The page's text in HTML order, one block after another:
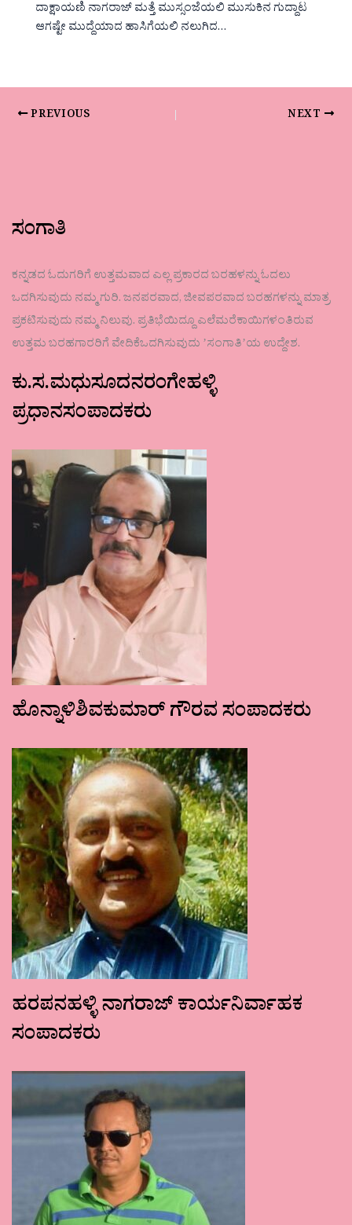
ದಾಕ್ಷಾಯಣಿ ನಾಗರಾಜ್ ಮತ್ತೆ ಮುಸ್ಸಂಜೆಯಲಿ ಮುಸುಕಿನ ಗುದ್ದಾಟ
ಆಗಷ್ಟೇ ಮುದ್ದೆಯಾದ ಹಾಸಿಗೆಯಲಿ ನಲುಗಿದ…
PREVIOUS NEXT
ಸಂಗಾತಿ
ಕನ್ನಡದ ಓದುಗರಿಗೆ ಉತ್ತಮವಾದ ಎಲ್ಲ ಪ್ರಕಾರದ ಬರಹಳನ್ನು ಓದಲು
ಒದಗಿಸುವುದು ನಮ್ಮ ಗುರಿ. ಜನಪರವಾದ, ಜೀವಪರವಾದ ಬರಹಗಳನ್ನು ಮಾತ್ರ
ಪ್ರಕಟಿಸುವುದು ನಮ್ಮ ನಿಲುವು. ಪ್ರತಿಭೆಯಿದ್ದೂ ಎಲೆಮರೆಕಾಯಿಗಳಂತಿರುವ
ಉತ್ತಮ ಬರಹಗಾರರಿಗೆ ವೇದಿಕೆಒದಗಿಸುವುದು ʼಸಂಗಾತಿʼಯ ಉದ್ದೇಶ.
ಕು.ಸ.ಮಧುಸೂದನರಂಗೇಹಳ್ಳಿ
ಪ್ರಧಾನಸಂಪಾದಕರು
ಹೊನ್ನಾಳಿಶಿವಕುಮಾರ್ ಗೌರವ ಸಂಪಾದಕರು
ಹರಪನಹಳ್ಳಿ ನಾಗರಾಜ್ ಕಾರ್ಯನಿರ್ವಾಹಕ
ಸಂಪಾದಕರು